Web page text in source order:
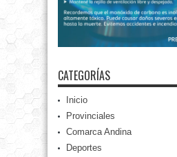
CATEGORÍAS
Inicio
Provinciales
Comarca Andina
Deportes